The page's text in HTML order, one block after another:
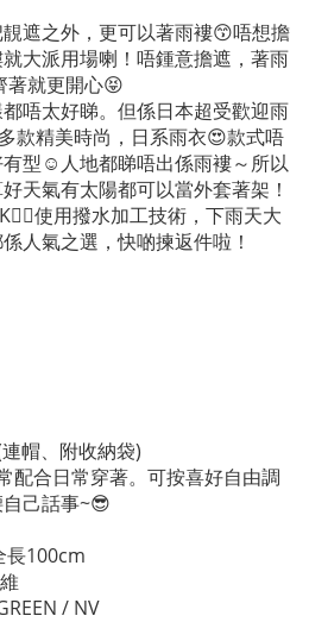
遮之外，更可以著雨褸😙唔想擔
大派用場喇！唔鍾意擔遮，著雨
著就更開心😝
唔太好睇。但係日本超受歡迎雨
款精美時尚，日系雨衣😍款式唔
型☺️人地都睇唔出係雨褸～所以
天氣有太陽都可以當外套著架！
使用撥水加工技術，下雨天大
人氣之選，快啲揀返件啦！
帽、附收納袋)
配合日常穿著。可按喜好自由調
己話事~😎
長100cm
/ NV